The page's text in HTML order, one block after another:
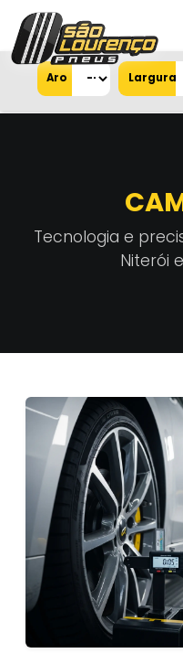
Aro Largura
Tecnologia e
Niterói